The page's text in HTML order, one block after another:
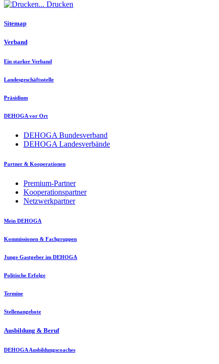
Drucken
Sitemap
Verband
Ein starker Verband
Landesgeschäftsstelle
Präsidium
DEHOGA vor Ort
DEHOGA Bundesverband
DEHOGA Landesverbände
Partner & Kooperationen
Premium-Partner
Kooperationspartner
Netzwerkpartner
Mein DEHOGA
Kommissionen & Fachgruppen
Junge Gastgeber im DEHOGA
Politische Erfolge
Termine
Stellenangebote
Ausbildung & Beruf
DEHOGA Ausbildungscoaches